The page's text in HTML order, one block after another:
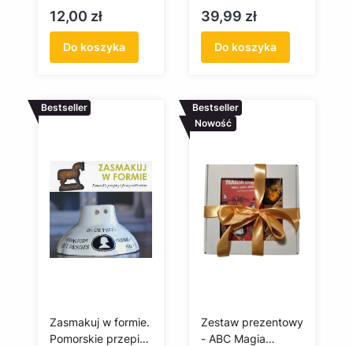
Cena
12,00 zł
Do koszyka
Kilka spojrzeń na
Pomorze
Kaszubskie
Cena
39,99 zł
Do koszyka
Bestseller
Zasmakuj w formie.
Pomorskie przepisy
Bestseller
Nowość
Zestaw prezentowy
- ABC Magia